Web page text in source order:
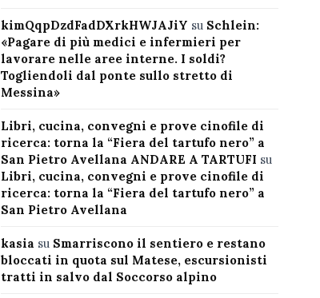
kimQqpDzdFadDXrkHWJAJiY su Schlein:
«Pagare di più medici e infermieri per
lavorare nelle aree interne. I soldi?
Togliendoli dal ponte sullo stretto di
Messina»
Libri, cucina, convegni e prove cinofile di
ricerca: torna la “Fiera del tartufo nero” a
San Pietro Avellana ANDARE A TARTUFI su
Libri, cucina, convegni e prove cinofile di
ricerca: torna la “Fiera del tartufo nero” a
San Pietro Avellana
kasia su Smarriscono il sentiero e restano
bloccati in quota sul Matese, escursionisti
tratti in salvo dal Soccorso alpino